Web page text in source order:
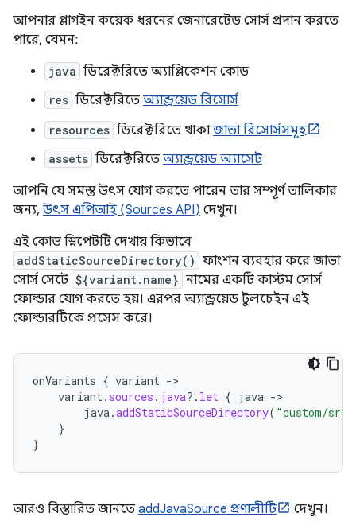
আপনার প্লাগইন কয়েক ধরনের জেনারেটেড সোর্স প্রদান করতে
পারে, যেমন:
java ডিরেক্টরিতে অ্যাপ্লিকেশন কোড
res ডিরেক্টরিতে অ্যান্ড্রয়েড রিসোর্স
resources ডিরেক্টরিতে থাকাজাভা রিসোর্সসমূহ
assets ডিরেক্টরিতে অ্যান্ড্রয়েড অ্যাসেট
আপনি যে সমস্ত উৎস যোগ করতে পারেন তার সম্পূর্ণ তালিকার
জন্য, উৎস এপিআই (Sources API) দেখুন।
এই কোড স্নিপেটটি দেখায় কিভাবে
addStaticSourceDirectory() ফাংশন ব্যবহার করে জাভা
সোর্স সেটে ${variant.name} নামের একটি কাস্টম সোর্স
ফোল্ডার যোগ করতে হয়। এরপর অ্যান্ড্রয়েড টুলচেইন এই
ফোল্ডারটিকে প্রসেস করে।
onVariants { variant -
variant. sources . java?. let { java -
java.addStaticSourceDirectory( "custom/
}
}
আরও বিস্তারিত জানতে addJavaSource প্রণালীটি
দেখুন।